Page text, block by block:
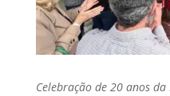
Celebração de 20 anos da